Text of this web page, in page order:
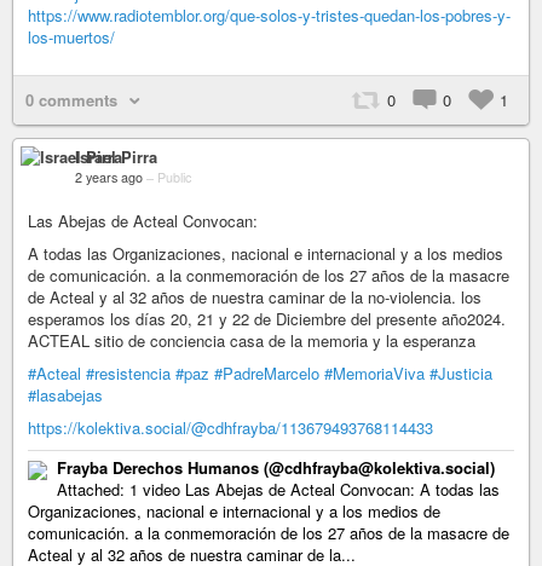
https://www.radiotemblor.org/que-solos-y-tristes-quedan-los-pobres-y-
los-muertos/
0 comments 0 0 1
Israel Pirra
2 years ago – Public
Las Abejas de Acteal Convocan:
A todas las Organizaciones, nacional e internacional y a los medios
de comunicación. a la conmemoración de los 27 años de la masacre
de Acteal y al 32 años de nuestra caminar de la no-violencia. los
esperamos los días 20, 21 y 22 de Diciembre del presente año2024.
ACTEAL sitio de conciencia casa de la memoria y la esperanza
#Acteal #resistencia #paz #PadreMarcelo #MemoriaViva #Justicia
#lasabejas
https://kolektiva.social/@cdhfrayba/113679493768114433
Frayba Derechos Humanos (@cdhfrayba@kolektiva.social)
Attached: 1 video Las Abejas de Acteal Convocan: A todas las
Organizaciones, nacional e internacional y a los medios de
comunicación. a la conmemoración de los 27 años de la masacre de
Acteal y al 32 años de nuestra caminar de la...